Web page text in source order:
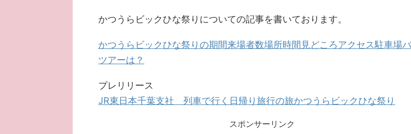
かつうらビックひな祭りについての記事を書いております。
かつうらビックひな祭りの期間来場者数場所時間見どころアクセス駐車場
ツアーは？
プレリリース
JR東日本千葉支社 列車で行く日帰り旅行の旅かつうらビックひな祭り
スポンサーリンク